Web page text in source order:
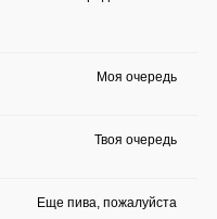
Моя очередь
Твоя очередь
Еще пива, пожалуйста